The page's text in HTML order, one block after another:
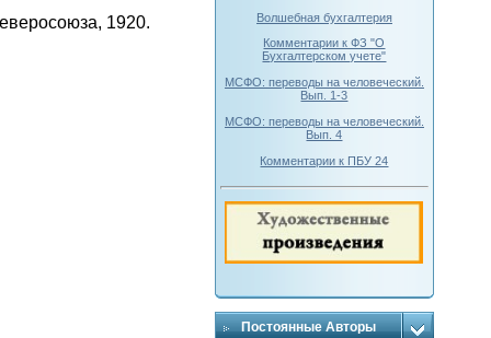
1920.
Волшебная бухгалтерия
Комментарии к ФЗ "О
Бухгалтерском учете"
МСФО: переводы на человеческий.
Вып. 1-3
МСФО: переводы на человеческий.
Вып. 4
Комментарии к ПБУ 24
Постоянные Авторы